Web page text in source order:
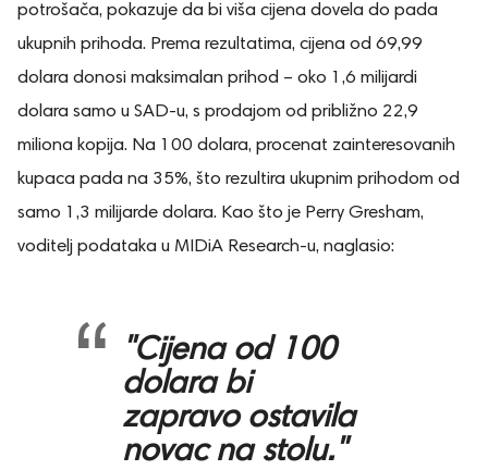
potrošača, pokazuje da bi viša cijena dovela do pada
ukupnih prihoda. Prema rezultatima, cijena od 69,99
dolara donosi maksimalan prihod – oko 1,6 milijardi
dolara samo u SAD-u, s prodajom od približno 22,9
miliona kopija. Na 100 dolara, procenat zainteresovanih
kupaca pada na 35%, što rezultira ukupnim prihodom od
samo 1,3 milijarde dolara. Kao što je Perry Gresham,
voditelj podataka u MIDiA Research-u, naglasio:
"Cijena od 100
dolara bi
zapravo ostavila
novac na stolu."